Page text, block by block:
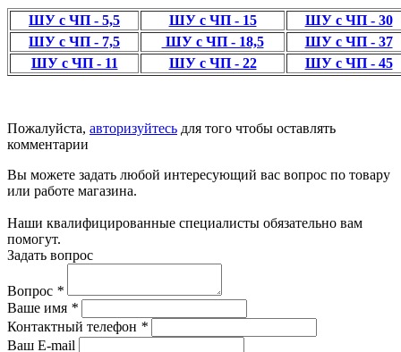
ШУ с ЧП - 5,5 ШУ с ЧП - 15
ШУ с ЧП - 30
ШУ с ЧП - 7,5
ШУ с ЧП - 18,5
ШУ с ЧП - 37
ШУ с ЧП - 11
ШУ с ЧП - 22 ШУ с ЧП - 45
Пожалуйста, авторизуйтесь для того чтобы оставлять
комментарии
Вы можете задать любой интересующий вас вопрос по товару
или работе магазина.
Наши квалифицированные специалисты обязательно вам
помогут.
Задать вопрос
Вопрос *
Ваше имя *
Контактный телефон *
Ваш E-mail